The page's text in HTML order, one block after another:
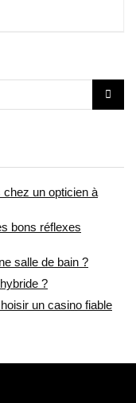
un opticien à
bons réflexes
salle de bain ?
?
un casino fiable